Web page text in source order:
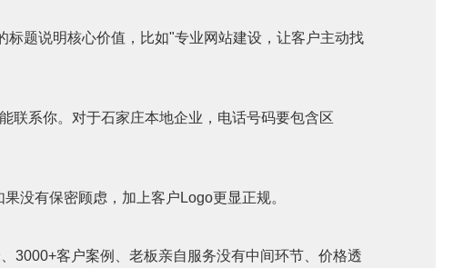
题说明核心价值，比如"专业网站建设，让客户主动找
联系你。对于石家庄本地企业，电话号码要包含区
没有保密顾虑，加上客户Logo更显正规。
3000+客户案例、老板亲自服务没有中间环节、价格透